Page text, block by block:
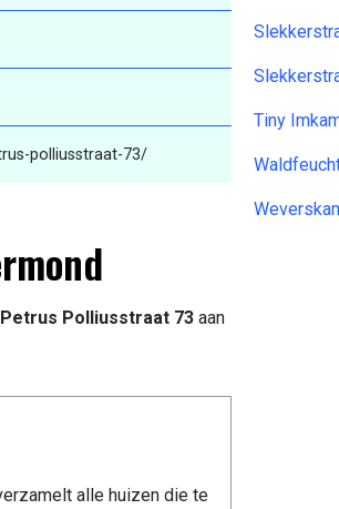
polliusstraat-73/
Petrus Polliusstraat 73 aan
alle huizen die te
Tiny